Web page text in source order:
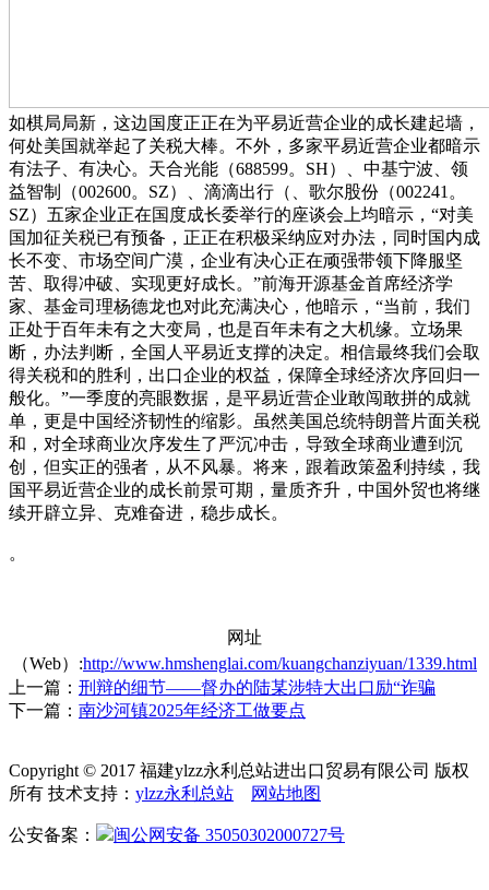
如棋局局新，这边国度正正在为平易近营企业的成长建起墙，
何处美国就举起了关税大棒。不外，多家平易近营企业都暗示
有法子、有决心。天合光能（688599。SH）、中基宁波、领
益智制（002600。SZ）、滴滴出行（、歌尔股份（002241。
SZ）五家企业正在国度成长委举行的座谈会上均暗示，“对美
国加征关税已有预备，正正在积极采纳应对办法，同时国内成
长不变、市场空间广漠，企业有决心正在顽强带领下降服坚
苦、取得冲破、实现更好成长。”前海开源基金首席经济学
家、基金司理杨德龙也对此充满决心，他暗示，“当前，我们
正处于百年未有之大变局，也是百年未有之大机缘。立场果
断，办法判断，全国人平易近支撑的决定。相信最终我们会取
得关税和的胜利，出口企业的权益，保障全球经济次序回归一
般化。”一季度的亮眼数据，是平易近营企业敢闯敢拼的成就
单，更是中国经济韧性的缩影。虽然美国总统特朗普片面关税
和，对全球商业次序发生了严沉冲击，导致全球商业遭到沉
创，但实正的强者，从不风暴。将来，跟着政策盈利持续，我
国平易近营企业的成长前景可期，量质齐升，中国外贸也将继
续开辟立异、克难奋进，稳步成长。
。
网址
（Web）:http://www.hmshenglai.com/kuangchanziyuan/1339.html
上一篇： 刑辩的细节——督办的陆某涉特大出口励“诈骗
下一篇： 南沙河镇2025年经济工做要点
Copyright © 2017 福建ylzz永利总站进出口贸易有限公司 版权
所有 技术支持： ylzz永利总站 网站地图
公安备案： 闽公网安备 35050302000727号